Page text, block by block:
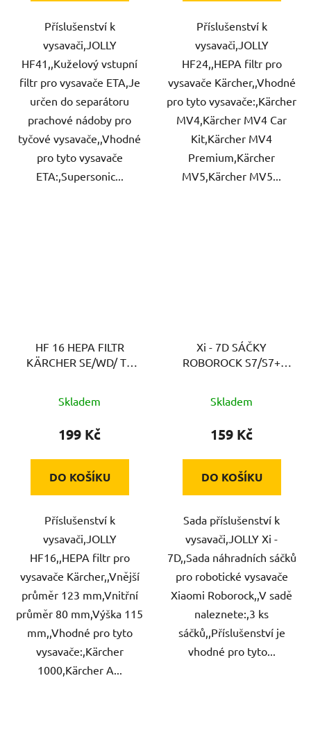
Příslušenství k
vysavači,JOLLY
HF41,,Kuželový vstupní
filtr pro vysavače ETA,Je
určen do separátoru
prachové nádoby pro
tyčové vysavače,,Vhodné
pro tyto vysavače
ETA:,Supersonic...
Příslušenství k
vysavači,JOLLY
HF24,,HEPA filtr pro
vysavače Kärcher,,Vhodné
pro tyto vysavače:,Kärcher
MV4,Kärcher MV4 Car
Kit,Kärcher MV4
Premium,Kärcher
MV5,Kärcher MV5...
HF 16 HEPA FILTR
KÄRCHER SE/WD/ TE
Skladem
199 Kč
DO KOŠÍKU
Příslušenství k
vysavači,JOLLY
HF16,,HEPA filtr pro
vysavače Kärcher,,Vnější
průměr 123 mm,Vnitřní
průměr 80 mm,Výška 115
mm,,Vhodné pro tyto
vysavače:,Kärcher
1000,Kärcher A...
Xi - 7D SÁČKY
ROBOROCK S7/S7+
Skladem
159 Kč
DO KOŠÍKU
Sada příslušenství k
vysavači,JOLLY Xi -
7D,,Sada náhradních sáčků
pro robotické vysavače
Xiaomi Roborock,,V sadě
naleznete:,3 ks
sáčků,,Příslušenství je
vhodné pro tyto...